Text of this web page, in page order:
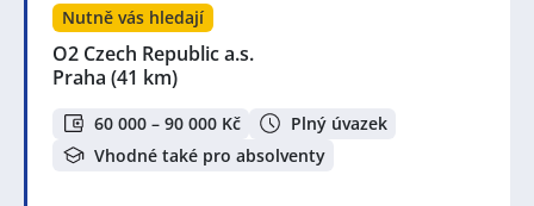
Nutně vás hledají
O2 Czech Republic a.s.
Praha (41 km)
60 000 – 90 000 Kč
Plný úvazek
Vhodné také pro absolventy